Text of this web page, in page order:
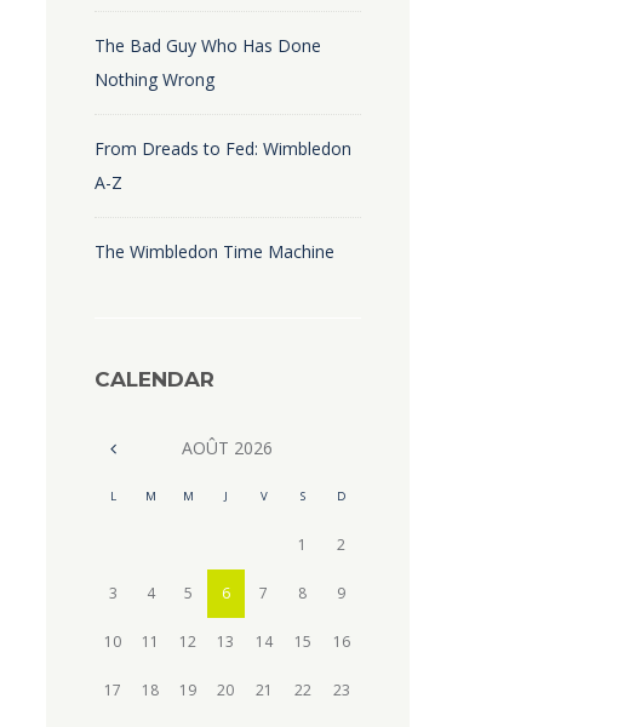
The Bad Guy Who Has Done
Nothing Wrong
From Dreads to Fed: Wimbledon
A-Z
The Wimbledon Time Machine
CALENDAR
AOÛT 2026
L M M J V S D
1 2
3 4 5 6 7 8 9
10 11 12 13 14 15 16
17 18 19 20 21 22 23